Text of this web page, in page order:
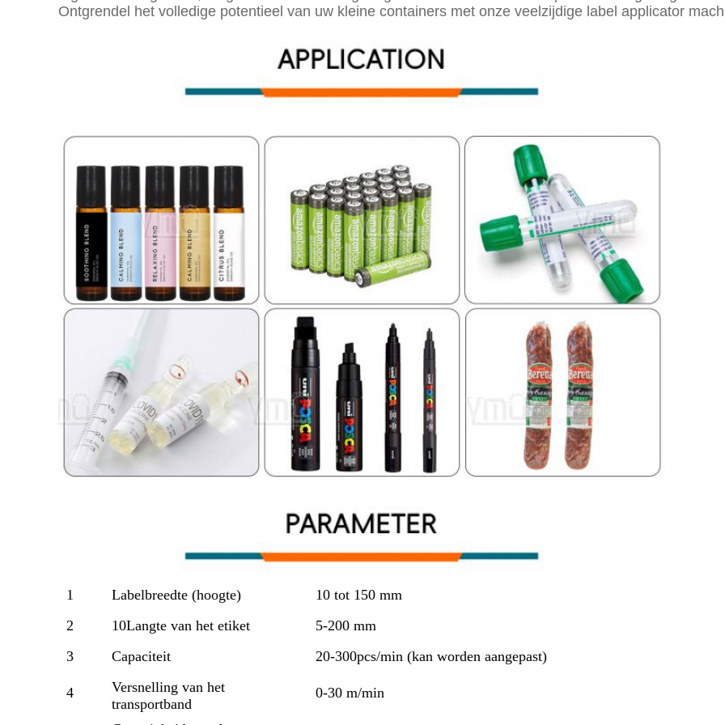
Ontgrendel het volledige potentieel van uw kleine containers met onze veelzijdige label applicator
1 Labelbreedte (hoogte)
10 tot 150 mm
2
10Langte van het etiket
5-200 mm
3
Capaciteit 20-300pcs/min (kan worden aangepast)
4
Versnelling van het
transportband
0-30 m/min